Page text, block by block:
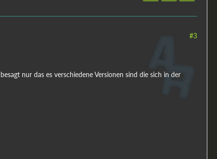
#3
nur das es verschiedene Versionen sind die sich in der